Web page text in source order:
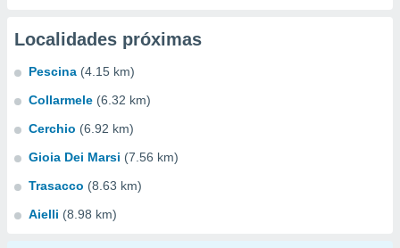
Localidades próximas
Pescina (4.15 km)
Collarmele (6.32 km)
Cerchio (6.92 km)
Gioia Dei Marsi (7.56 km)
Trasacco (8.63 km)
Aielli (8.98 km)